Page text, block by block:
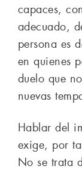
capaces,
adecuado,
persona es
en quienes
duelo que
nuevas
Hablar del
exige, por
No se trata